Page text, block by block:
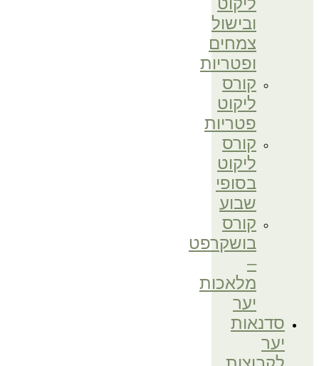
ובישול
צמחים
ופטריות
קורס
ליקוט
פטריות
קורס
ליקוט
בסופי
שבוע
קורס
בושקרפט
–
מלאכות
יער
סדנאות
יער